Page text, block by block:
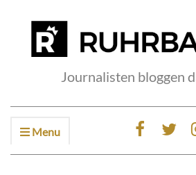
Journalisten bloggen
Menu